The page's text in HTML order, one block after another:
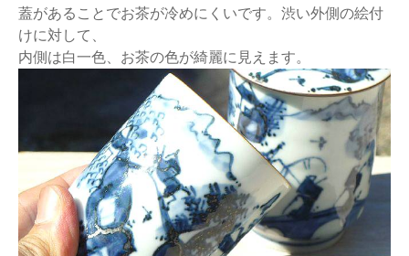
蓋があることでお茶が冷めにくいです。渋い外側の絵付
けに対して、
内側は白一色、お茶の色が綺麗に見えます。